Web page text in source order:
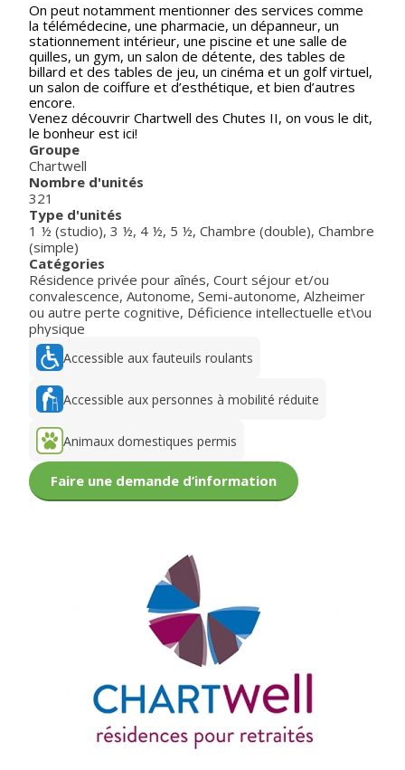
On peut notamment mentionner des services comme
la télémédecine, une pharmacie, un dépanneur, un
stationnement intérieur, une piscine et une salle de
quilles, un gym, un salon de détente, des tables de
billard et des tables de jeu, un cinéma et un golf virtuel,
un salon de coiffure et d’esthétique, et bien d’autres
encore.
Venez découvrir Chartwell des Chutes II, on vous le dit,
le bonheur est ici!
Groupe
Chartwell
Nombre d'unités
321
Type d'unités
1 ½ (studio), 3 ½, 4 ½, 5 ½, Chambre (double), Chambre
(simple)
Catégories
Résidence privée pour aînés, Court séjour et/ou
convalescence, Autonome, Semi-autonome, Alzheimer
ou autre perte cognitive, Déficience intellectuelle et\ou
physique
Accessible aux fauteuils roulants
Accessible aux personnes à mobilité réduite
Animaux domestiques permis
Faire une demande d’information